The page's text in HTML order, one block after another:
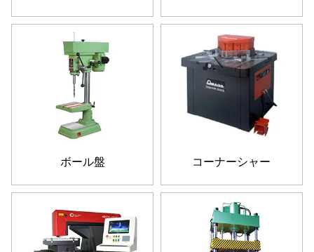
ボール盤 コーナーシャー